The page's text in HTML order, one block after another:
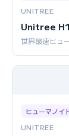
UNITREE
Unitree H1
世界最速ヒュ
ヒューマノイ
UNITREE